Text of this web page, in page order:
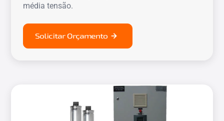
média tensão.
Solicitar Orçamento